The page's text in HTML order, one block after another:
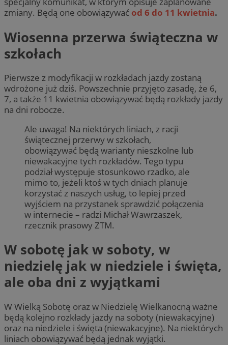
zmiany. Będą one obowiązywać od 6 do 11 kwietnia.
Wiosenna przerwa świąteczna w
szkołach
Pierwsze z modyfikacji w rozkładach jazdy zostaną
wdrożone już dziś. Powszechnie przyjęto zasadę, że 6,
7, a także 11 kwietnia obowiązywać będą rozkłady jazdy
na dni robocze.
Ale uwaga! Na niektórych liniach, z racji
świątecznej przerwy w szkołach,
obowiązywać będą warianty nieszkolne lub
niewakacyjne tych rozkładów. Tego typu
podział występuje stosunkowo rzadko, ale
mimo to, jeżeli ktoś w tych dniach planuje
korzystać z naszych usług, to lepiej przed
wyjściem na przystanek sprawdzić połączenia
w internecie – radzi Michał Wawrzaszek,
rzecznik prasowy ZTM.
W sobotę jak w soboty, w
niedzielę jak w niedziele i święta,
ale oba dni z wyjątkami
W Wielką Sobotę oraz w Niedzielę Wielkanocną ważne
będą kolejno rozkłady jazdy na soboty (niewakacyjne)
oraz na niedziele i święta (niewakacyjne). Na niektórych
liniach obowiązywać będą jednak wyjątki.